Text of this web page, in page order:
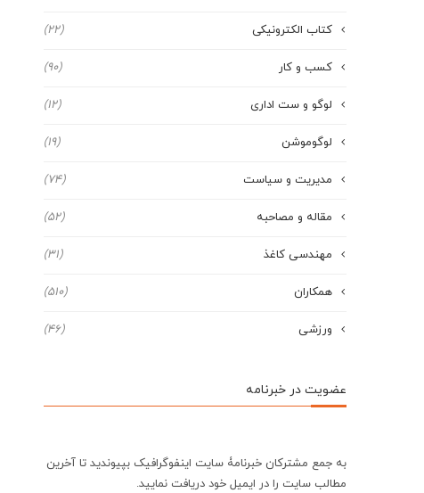
کتاب الکترونیکی (22)
کسب و کار (90)
لوگو و ست اداری (12)
لوگوموشن (19)
مدیریت و سیاست (74)
مقاله و مصاحبه (52)
مهندسی کاغذ (31)
همکاران (510)
ورزشی (46)
عضویت در خبرنامه
به جمع مشترکان خبرنامۀ سایت اینفوگرافیک بپیوندید تا آخرین
مطالب سایت را در ایمیل خود دریافت نمایید.